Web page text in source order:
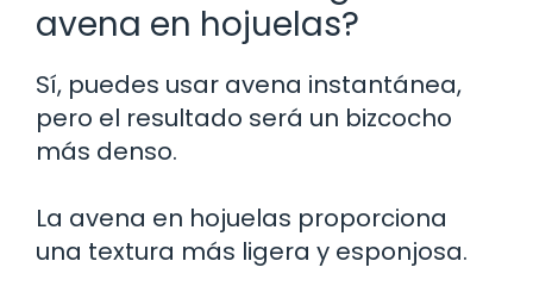
avena en hojuelas?
Sí, puedes usar avena instantánea,
pero el resultado será un bizcocho
más denso.
La avena en hojuelas proporciona
una textura más ligera y esponjosa.